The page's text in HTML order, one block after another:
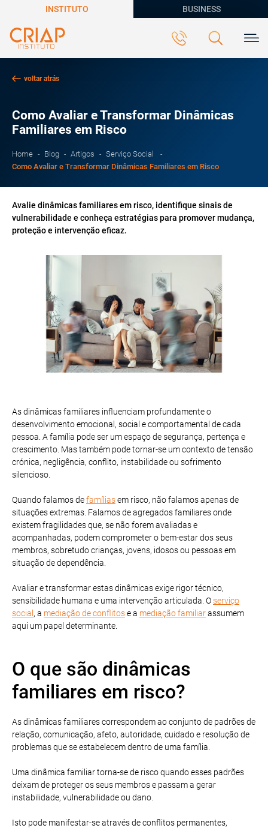
INSTITUTO BUSINESS
voltar atrás
Como Avaliar e Transformar Dinâmicas
Familiares em Risco
Home Blog Artigos
Serviço Social
Como Avaliar e Transformar Dinâmicas Familiares em Risco
Avalie dinâmicas familiares em risco, identifique sinais de
vulnerabilidade e conheça estratégias para promover mudança,
proteção e intervenção eficaz.
As dinâmicas familiares influenciam profundamente o
desenvolvimento emocional, social e comportamental de cada
pessoa. A família pode ser um espaço de segurança, pertença e
crescimento. Mas também pode tornar-se um contexto de tensão
crónica, negligência, conflito, instabilidade ou sofrimento
silencioso.
Quando falamos defamíliasem risco, não falamos apenas de
situações extremas. Falamos de agregados familiares onde
existem fragilidades que, se não forem avaliadas e
acompanhadas, podem comprometer o bem-estar dos seus
membros, sobretudo crianças, jovens, idosos ou pessoas em
situação de dependência.
Avaliar e transformar estas dinâmicas exige rigor técnico,
sensibilidade humana e uma intervenção articulada. Oserviço
social , a mediação de conflitose a mediação familiarassumem
aqui um papel determinante.
O que são dinâmicas
familiares em risco?
As dinâmicas familiares correspondem ao conjunto de padrões de
relação, comunicação, afeto, autoridade, cuidado e resolução de
problemas que se estabelecem dentro de uma família.
Uma dinâmica familiar torna-se de risco quando esses padrões
deixam de proteger os seus membros e passam a gerar
instabilidade, vulnerabilidade ou dano.
Isto pode manifestar-se através de conflitos permanentes,